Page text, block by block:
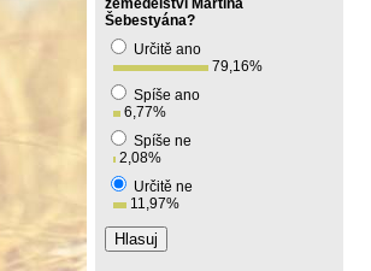
zemědělství Martina
Šebestyána?
Určitě ano
79,16%
Spíše ano
6,77%
Spíše ne
2,08%
Určitě ne
11,97%